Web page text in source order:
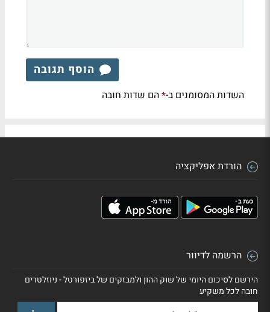
הוסף תגובה
השדות המסומנים ב-*הם שדות חובה
הורדת אפליקציה
הרשמה לדיוור
הירשם לסיכום היומי של שוק ההון ולמבזקים של ביזפורטל - ניוזלטרים
חובה לכל משקיע